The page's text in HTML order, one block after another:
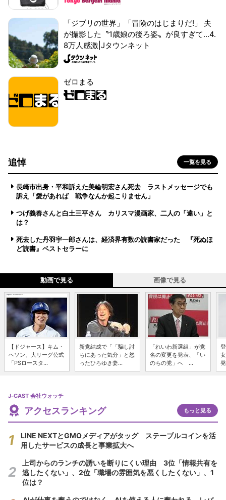
「ジブリの世界」「冒険のはじまりだ!」 夫
が撮影した〝1歳娘の後ろ姿〟が良すぎて...4.
8万人感激|Jタウンネット
ゼロまる
追悼 一覧を見る
長崎市出身・平和訴えた美輪明宏さん死去 ラストメッセージでも
訴え「愛があれば 戦争なんか起こりません」
つげ義春さんと白土三平さん カリスマ漫画家、二人の「違い」と
は？
死去した丹羽宇一郎さんは、経済界有数の読書家だった 『死ぬほ
ど読書』ベストセラーに
動画で見る 画像で見る
【ドジャース】キム・
ヘソン、大リーグ公式
「PSロースタ...
新党結成で「「騙し討
ちにあった気分」と怒
ったひろゆき妻...
「れいわ新選組」が党
名の変更を発表、「い
のちの党」へ ...
J-CAST 会社ウォッチ
アクセスランキング もっと見る
LINE NEXTとGMOメディアがタッグ ステーブルコインを活
用したサービスの成長と事業拡大へ
上司からのランチの誘いを断りにくい理由 3位「情報共有を
逃したくない」、2位「職場の雰囲気を悪くしたくない」、1
位は？